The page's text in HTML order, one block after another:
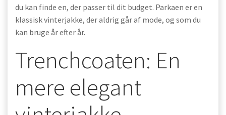
du kan finde en, der passer til dit budget. Parkaen er en
klassisk vinterjakke, der aldrig går af mode, og som du
kan bruge år efter år.
Trenchcoaten: En
mere elegant